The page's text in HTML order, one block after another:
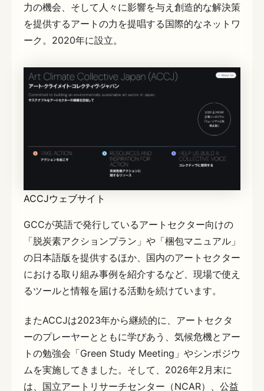
力の機会、そして人々に影響を与え創造的な解決策
を提供するアートの力を提唱する国際的なネットワ
ーク。2020年に設立。
ACCJウェブサイト
GCCが英語で発行しているアートセクター向けの
「脱炭素アクションプラン」や「梱包マニュアル」
の日本語版を提供するほか、国内のアートセクター
における取り組み事例を紹介するなど、現場で使え
るツールと情報を届ける活動を続けています。
またACCJは2023年から継続的に、アートセクタ
ーのプレーヤーとともに学びあう、気候危機とアー
トの勉強会「Green Study Meeting」やシンポジウ
ムを実施してきました。そして、2026年2月末に
は、国立アートリサーチセンター（NCAR）、公益